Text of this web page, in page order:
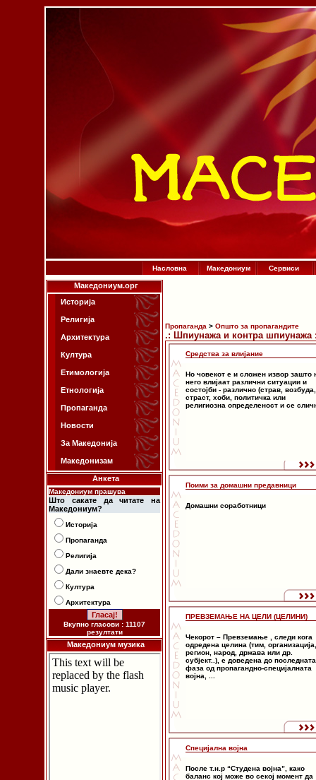
Насловна Македониум Сервиси
Македониум.орг
Историја
Религија
Архитектура
Култура
Етимологија
Етнологија
Пропаганда
Новости
За Македонија
Македонизам
Анкета
Македониум прашува
Што сакате да читате на
Македониум?
Историја
Пропаганда
Религија
Дали знаевте дека?
Култура
Архитектура
Вкупно гласови : 11107
резултати
Македониум музика
Пропаганда > Општо за пропагандите
.: Шпиунажа и контра шпиунажа
Средства за влијание
Но човекот е и сложен извор зашто
него влијаат различни ситуации и
состојби - различно (страв, возбуда,
страст, хоби, политичка или
религиозна определеност и се
Поими за домашни предавници
Домашни соработници
ПРЕВЗЕМАЊЕ НА ЦЕЛИ (ЦЕЛИНИ)
Чекорот – Превземање , следи кога
одредена целина (тим, организација,
регион, народ, држава или др.
субјект..), е доведена до последната
фаза од пропагандно-специјалната
војна, ...
Специјална војна
После т.н.р “Студена војна”, како
баланс кој може во секој момент да